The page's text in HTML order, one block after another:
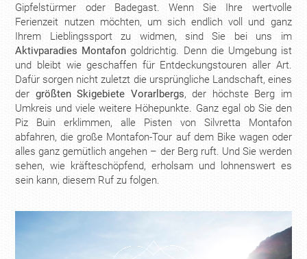
Gipfelstürmer oder Badegast. Wenn Sie Ihre wertvolle
Ferienzeit nutzen möchten, um sich endlich voll und ganz
Ihrem Lieblingssport zu widmen, sind Sie bei uns im
Aktivparadies Montafon goldrichtig. Denn die Umgebung ist
und bleibt wie geschaffen für Entdeckungstouren aller Art.
Dafür sorgen nicht zuletzt die ursprüngliche Landschaft, eines
der größten Skigebiete Vorarlbergs, der höchste Berg im
Umkreis und viele weitere Höhepunkte. Ganz egal ob Sie den
Piz Buin erklimmen, alle Pisten von Silvretta Montafon
abfahren, die große Montafon-Tour auf dem Bike wagen oder
alles ganz gemütlich angehen – der Berg ruft. Und Sie werden
sehen, wie kräfteschöpfend, erholsam und lohnenswert es
sein kann, diesem Ruf zu folgen.